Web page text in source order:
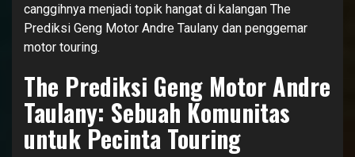
canggihnya menjadi topik hangat di kalangan The
Prediksi Geng Motor Andre Taulany dan penggemar
motor touring.
The Prediksi Geng Motor Andre
Taulany: Sebuah Komunitas
untuk Pecinta Touring